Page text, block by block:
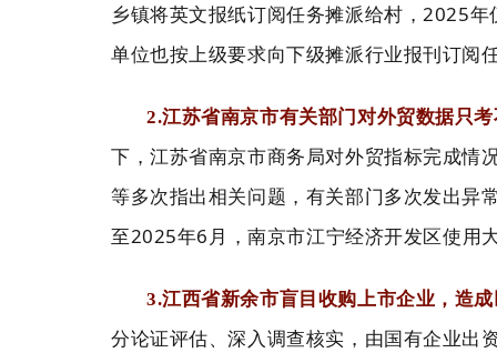
乡镇将英文报纸订阅任务摊派给村，2025
单位也按上级要求向下级摊派行业报刊订阅
2.江苏省南京市有关部门对外贸数据只
下，江苏省南京市商务局对外贸指标完成情
等多次指出相关问题，有关部门多次发出异
至2025年6月，南京市江宁经济开发区使用
3.江西省新余市盲目收购上市企业，造
分论证评估、深入调查核实，由国有企业出